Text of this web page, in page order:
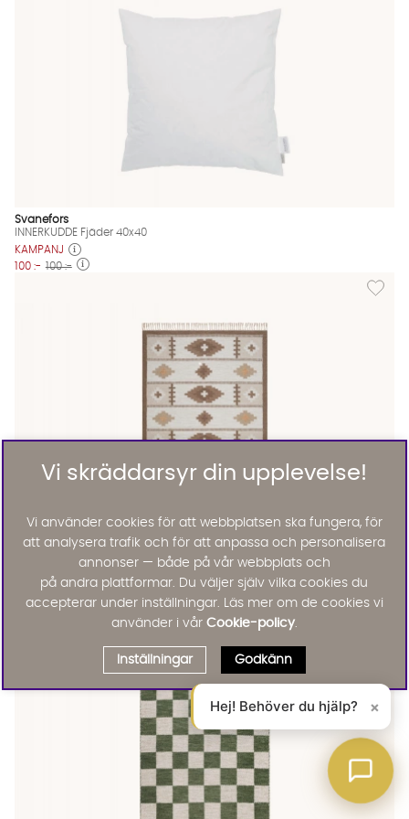
Svanefors
INNERKUDDE Fjäder 40x40
KAMPANJ
100 :- 100 :-
Lägg
LINNEA Ullmatta 160x230 Sand Finns även i dessa färger:
LINNEA Ullmatta 160x230 Sand
LINNEA Ullmatta 160x230 Sand
LINNEA Ullmatta 160x230 Sand
2495 :-
Lägg till
Vi skräddarsyr din upplevelse!
Vi använder cookies för att webbplatsen ska fungera, för
att analysera trafik och för att anpassa och personalisera
annonser — både på vår webbplats och
på andra plattformar. Du väljer själv vilka cookies du
accepterar under inställningar. Läs mer om de cookies vi
använder i vår Cookie-policy.
Inställningar Godkänn
Hej! Behöver du hjälp? ×